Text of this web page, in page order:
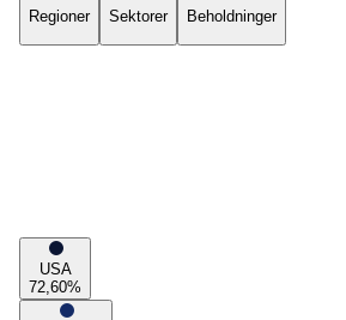
Regioner Sektorer Beholdninger
USA
72,60%